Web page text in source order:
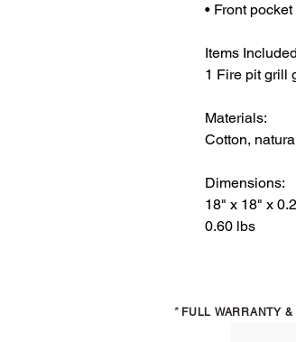
• Front
Items
1 Fire pit grill
Materials:
Cotton,
Dimensions:
18" x 18" x
0.60 lbs
* FULL WARRANTY